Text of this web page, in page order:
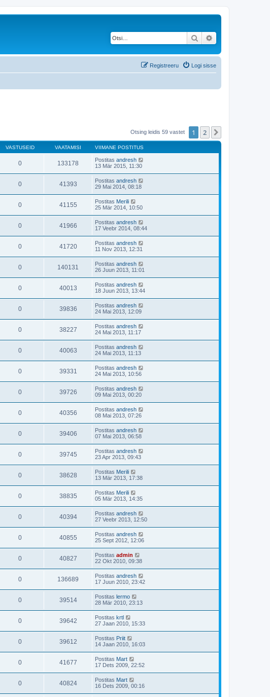
Otsi
Logi sisse
Registreeru
Otsing leidis 59 vastet 1 2
VASTUSEID VAATAMISI VIIMANE POSTITUS
0 133178 Postitas andresh
13 Mär 2015, 11:30
0 41393 Postitas andresh
29 Mai 2014, 08:18
0 41155 Postitas Merili
25 Mär 2014, 10:50
0 41966 Postitas andresh
17 Veebr 2014, 08:44
0 41720 Postitas andresh
11 Nov 2013, 12:31
0 140131 Postitas andresh
26 Juun 2013, 11:01
0 40013 Postitas andresh
18 Juun 2013, 13:44
0 39836 Postitas andresh
24 Mai 2013, 12:09
0 38227 Postitas andresh
24 Mai 2013, 11:17
0 40063 Postitas andresh
24 Mai 2013, 11:13
0 39331 Postitas andresh
24 Mai 2013, 10:56
0 39726 Postitas andresh
09 Mai 2013, 00:20
0 40356 Postitas andresh
08 Mai 2013, 07:26
0 39406 Postitas andresh
07 Mai 2013, 06:58
0 39745 Postitas andresh
23 Apr 2013, 09:43
0 38628 Postitas Merili
13 Mär 2013, 17:38
0 38835 Postitas Merili
05 Mär 2013, 14:35
0 40394 Postitas andresh
27 Veebr 2013, 12:50
0 40855 Postitas andresh
25 Sept 2012, 12:06
0 40827 Postitas admin
22 Okt 2010, 09:38
0 136689 Postitas andresh
17 Juun 2010, 23:42
0 39514 Postitas lermo
28 Mär 2010, 23:13
0 39642 Postitas krtl
27 Jaan 2010, 15:33
0 39612 Postitas Priit
14 Jaan 2010, 16:03
0 41677 Postitas Mart
17 Dets 2009, 22:52
0 40824 Postitas Mart
16 Dets 2009, 00:16